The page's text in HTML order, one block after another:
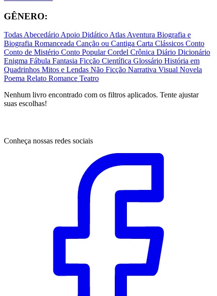
GÊNERO:
TodasAbecedárioApoio DidáticoAtlasAventura Biografia e
Biografia Romanceada Canção ou Cantiga Carta Clássicos Conto
Conto de Mistério Conto PopularCordel Crônica Diário Dicionário
Enigma Fábula Fantasia Ficção Científica Glossário História em
Quadrinhos Mitos e Lendas Não Ficção Narrativa Visual Novela
Poema Relato Romance Teatro
Nenhum livro encontrado com os filtros aplicados. Tente ajustar
suas escolhas!
Conheça nossas redes sociais